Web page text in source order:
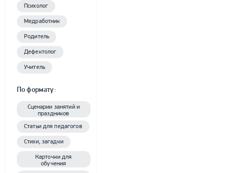
Психолог
Медработник
Родитель
Дефектолог
Учитель
По формату:
Сценарии занятий и
праздников
Статьи для педагогов
Стихи, загадки
Карточки для
обучения